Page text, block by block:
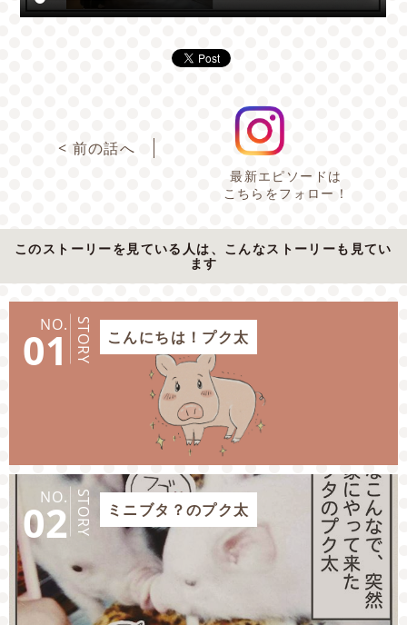
< 前の話へ
最新エピソードは
こちらをフォロー！
このストーリーを見ている人は、こんなストーリーも見てい
ます
STORY
NO.
01 こんにちは！プク太
STORY
NO.
02 ミニブタ？のプク太